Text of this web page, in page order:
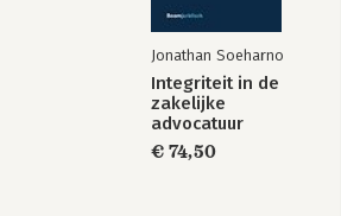
Jonathan Soeharno
Integriteit in de
zakelijke
advocatuur
€ 74,50